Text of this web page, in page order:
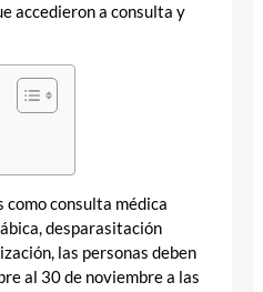
accedieron a consulta y
como consulta médica
desparasitación
las personas deben
al 30 de noviembre a las